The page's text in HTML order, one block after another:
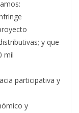
y que
mil
participativa y
y